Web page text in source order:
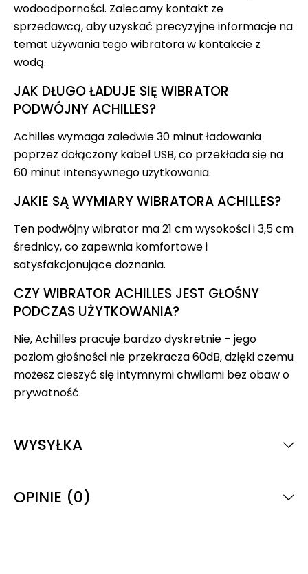
wodoodporności. Zalecamy kontakt ze
sprzedawcą, aby uzyskać precyzyjne informacje na
temat używania tego wibratora w kontakcie z
wodą.
JAK DŁUGO ŁADUJE SIĘ WIBRATOR
PODWÓJNY ACHILLES?
Achilles wymaga zaledwie 30 minut ładowania
poprzez dołączony kabel USB, co przekłada się na
60 minut intensywnego użytkowania.
JAKIE SĄ WYMIARY WIBRATORA ACHILLES?
Ten podwójny wibrator ma 21 cm wysokości i 3,5 cm
średnicy, co zapewnia komfortowe i
satysfakcjonujące doznania.
CZY WIBRATOR ACHILLES JEST GŁOŚNY
PODCZAS UŻYTKOWANIA?
Nie, Achilles pracuje bardzo dyskretnie – jego
poziom głośności nie przekracza 60dB, dzięki czemu
możesz cieszyć się intymnymi chwilami bez obaw o
prywatność.
WYSYŁKA
OPINIE (0)